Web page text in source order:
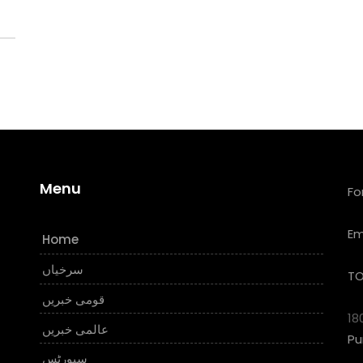
Menu
Home
سرخیاں
قومی خبریں
عالمی خبریں
سپورٹس